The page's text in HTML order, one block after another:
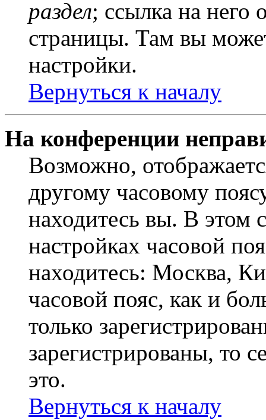
раздел; ссылка на него
страницы. Там вы
настройки.
Вернуться к началу
На конференции
Возможно,
другому часовому
находитесь вы. В этом
настройках часовой
находитесь: Москва,
часовой пояс, как и
только
зарегистрированы, то
это.
Вернуться к началу